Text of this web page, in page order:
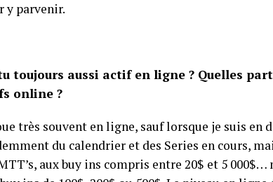
y parvenir.
toujours aussi actif en ligne ? Quelles
online ?
très souvent en ligne, sauf lorsque je suis en
du calendrier et des Series en cours,
aux buy ins compris entre 20$ et 5